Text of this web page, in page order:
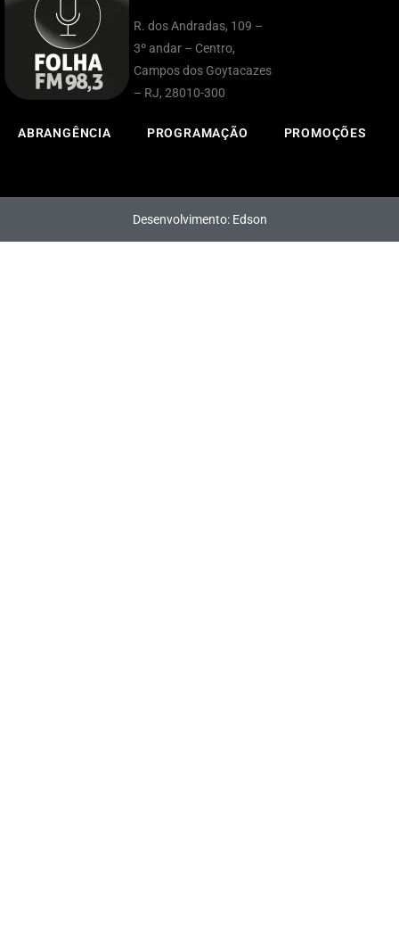
R. dos Andradas, 109 –
3º andar – Centro,
Campos dos Goytacazes
– RJ, 28010-300
ABRANGÊNCIA PROGRAMAÇÃO PROMOÇÕES
Desenvolvimento: Edson